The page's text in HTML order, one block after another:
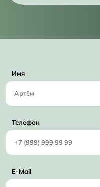
Имя
Телефон
E-Mail